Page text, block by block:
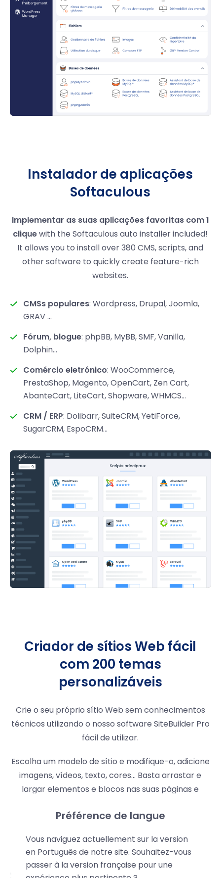
Instalador de aplicações
Softaculous
Implementar as suas aplicações favoritas com 1
cliquewith the Softaculous auto installer included!
It allows you to install over 380 CMS, scripts, and
other software to quickly create feature-rich
websites.
CMSs populares: Wordpress, Drupal, Joomla,
GRAV ...
Fórum, blogue: phpBB, MyBB, SMF, Vanilla,
Dolphin...
Comércio eletrónico: WooCommerce,
PrestaShop, Magento, OpenCart, Zen Cart,
AbanteCart, LiteCart, Shopware, WHMCS...
CRM / ERP: Dolibarr, SuiteCRM, YetiForce,
SugarCRM, EspoCRM...
Criador de sítios Web fácil
com 200 temas
personalizáveis
Crie o seu próprio sítio Web sem conhecimentos
técnicos utilizando o nosso software SiteBuilder Pro
fácil de utilizar.
Escolha um modelo de sítio e modifique-o, adicione
imagens, vídeos, texto, cores... Basta arrastar e
largar elementos e blocos nas suas páginas e
acessível a todos.
Préférence de langue
Vous naviguez actuellement sur la version
en Português de notre site. Souhaitez-vous
passer à la version française pour une